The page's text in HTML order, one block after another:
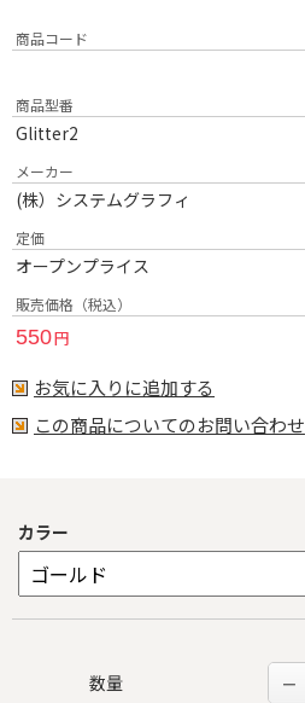
商品コード
商品型番
Glitter2
メーカー
(株）システムグラフィ
定価
オープンプライス
販売価格（税込）
550円
お気に入りに追加する
この商品についてのお問い合わせ
カラー
数量 －